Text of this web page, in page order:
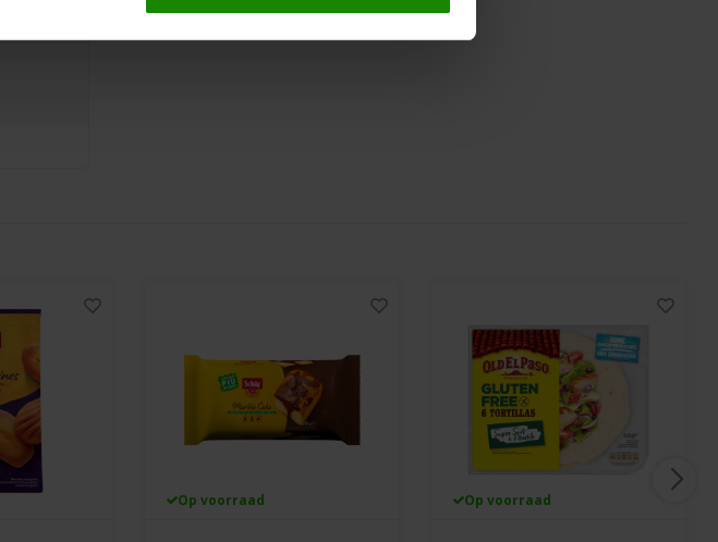
Op voorraad Op voorraad